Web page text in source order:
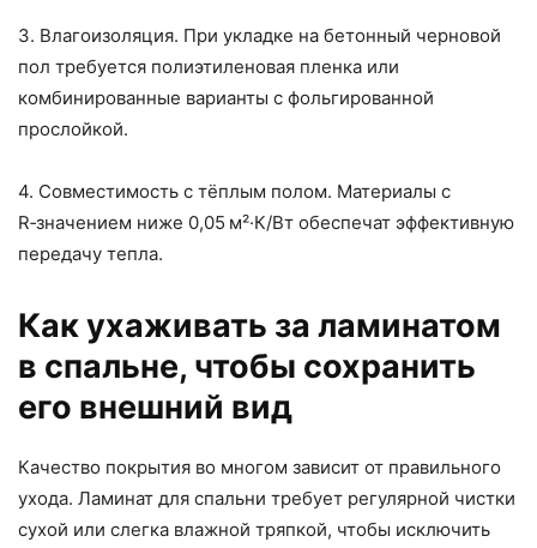
3. Влагоизоляция. При укладке на бетонный черновой
пол требуется полиэтиленовая пленка или
комбинированные варианты с фольгированной
прослойкой.
4. Совместимость с тёплым полом. Материалы с
R‑значением ниже 0,05 м²·К/Вт обеспечат эффективную
передачу тепла.
Как ухаживать за ламинатом
в спальне, чтобы сохранить
его внешний вид
Качество покрытия во многом зависит от правильного
ухода. Ламинат для спальни требует регулярной чистки
сухой или слегка влажной тряпкой, чтобы исключить